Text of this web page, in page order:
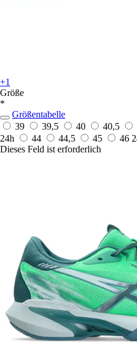
+1
Größe
*
Größentabelle
39
39,5 40 40,5
24h
44 44,5 45 46
Dieses Feld ist erforderlich